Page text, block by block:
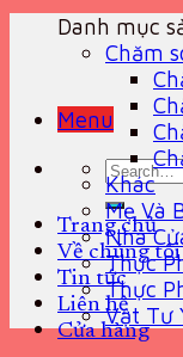
Menu
Search
for:
Trang chủ
Về chúng tôi
Tin tức
Liên hệ
Cửa hàng
Danh mục
Chăm
Khác
Mẹ Và
Nhà
Thực
Thực
Vật Tư